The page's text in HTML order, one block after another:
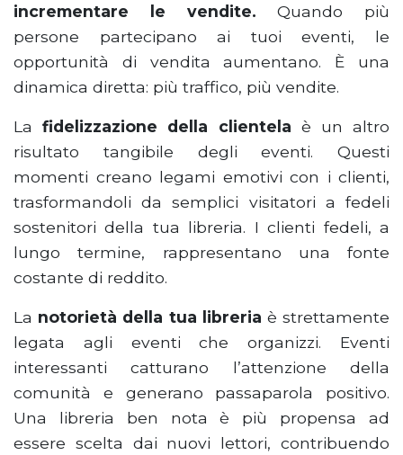
incrementare le vendite. Quando più
persone partecipano ai tuoi eventi, le
opportunità di vendita aumentano. È una
dinamica diretta: più traffico, più vendite.
La fidelizzazione della clientela è un altro
risultato tangibile degli eventi. Questi
momenti creano legami emotivi con i clienti,
trasformandoli da semplici visitatori a fedeli
sostenitori della tua libreria. I clienti fedeli, a
lungo termine, rappresentano una fonte
costante di reddito.
La notorietà della tua libreria è strettamente
legata agli eventi che organizzi. Eventi
interessanti catturano l’attenzione della
comunità e generano passaparola positivo.
Una libreria ben nota è più propensa ad
essere scelta dai nuovi lettori, contribuendo